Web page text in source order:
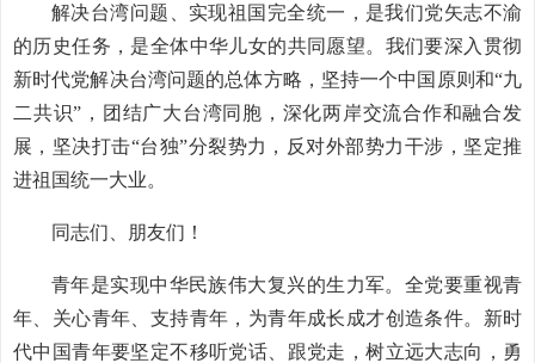
解决台湾问题、实现祖国完全统一，是我们党矢志不渝
的历史任务，是全体中华儿女的共同愿望。我们要深入贯彻
新时代党解决台湾问题的总体方略，坚持一个中国原则和“九
二共识”，团结广大台湾同胞，深化两岸交流合作和融合发
展，坚决打击“台独”分裂势力，反对外部势力干涉，坚定推
进祖国统一大业。
同志们、朋友们！
青年是实现中华民族伟大复兴的生力军。全党要重视青
年、关心青年、支持青年，为青年成长成才创造条件。新时
代中国青年要坚定不移听党话、跟党走，树立远大志向，勇